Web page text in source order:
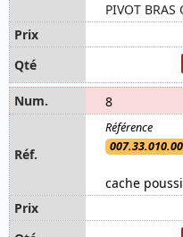
PIVOT BRAS
8
cache